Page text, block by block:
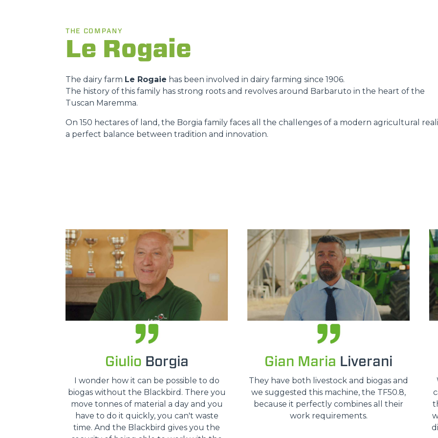
ATTACHMENTS SHOW ALL
FORKS
HOOKS
PLATFORMS
SPECIAL
THE COMPANY
Le Rogaie
The dairy farm Le Rogaie has been involved in dairy farming since 1906.
The history of this family has strong roots and revolves around Barbaruto in the heart of the
Tuscan Maremma.
On 150 hectares of land, the Borgia family faces all the challenges of a modern agricultural
a perfect balance between tradition and innovation.
Giulio Borgia
I wonder how it can be possible to do
biogas without the Blackbird. There you
move tonnes of material a day and you
have to do it quickly, you can't waste
time. And the Blackbird gives you the
Gian Maria Liverani
They have both livestock and biogas and
we suggested this machine, the TF50.8,
because it perfectly combines all their
work requirements.